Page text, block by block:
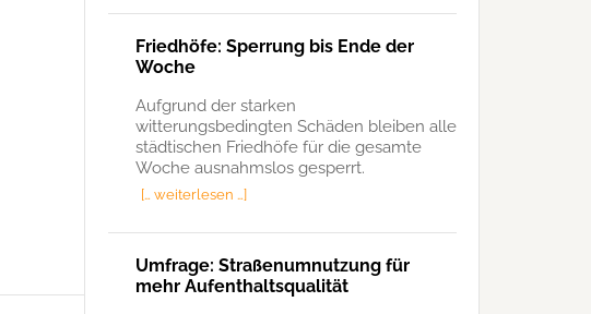
Friedhöfe: Sperrung bis Ende der
Woche
Aufgrund der starken
witterungsbedingten Schäden bleiben alle
städtischen Friedhöfe für die gesamte
Woche ausnahmslos gesperrt.
[… weiterlesen …]
Umfrage: Straßenumnutzung für
mehr Aufenthaltsqualität